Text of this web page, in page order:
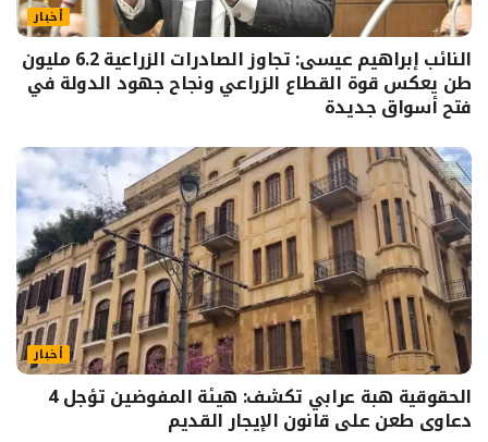
أخبار
النائب إبراهيم عيسى: تجاوز الصادرات الزراعية 6.2 مليون
طن يعكس قوة القطاع الزراعي ونجاح جهود الدولة في
فتح أسواق جديدة
أخبار
الحقوقية هبة عرابي تكشف: هيئة المفوضين تؤجل 4
دعاوى طعن على قانون الإيجار القديم